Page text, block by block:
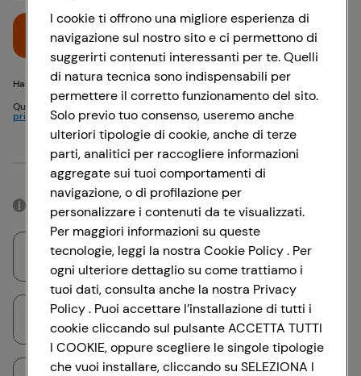
Hai problemi di accesso? {{recover-pwd}} o {{recover-email}}
Questo sito è protetto da reCAPTCHA e si applicano
privacy eTermini di servizioGoogle
Accedi
Oppure
Accedendo con il tuo account social, rimarrai connesso per 12 ore.
Accedi con Google
I cookie ti offrono una migliore esperienza di
navigazione sul nostro sito e ci permettono di
suggerirti contenuti interessanti per te. Quelli
di natura tecnica sono indispensabili per
permettere il corretto funzionamento del sito.
Solo previo tuo consenso, useremo anche
ulteriori tipologie di cookie, anche di terze
parti, analitici per raccogliere informazioni
aggregate sui tuoi comportamenti di
navigazione, o di profilazione per
personalizzare i contenuti da te visualizzati.
Per maggiori informazioni su queste
tecnologie, leggi la nostra Cookie Policy . Per
ogni ulteriore dettaglio su come trattiamo i
tuoi dati, consulta anche la nostra Privacy
Policy . Puoi accettare l’installazione di tutti i
cookie cliccando sul pulsante ACCETTA TUTTI
I COOKIE, oppure scegliere le singole tipologie
che vuoi installare, cliccando su SELEZIONA I